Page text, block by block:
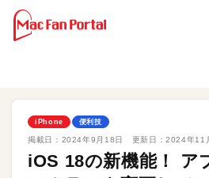
iPhone 便利技
掲載日： 2024年9月18日 更新日：2024年11
iOS 18の新機能！ ア